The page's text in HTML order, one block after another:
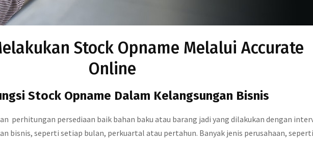
Stock Opname Melalui Accurate
Online
Stock Opname Dalam Kelangsungan Bisnis
perhitungan persediaan baik bahan baku atau barang jadi yang dilakukan dengan
bisnis, seperti setiap bulan, perkuartal atau pertahun. Banyak jenis perusahaan, seperti